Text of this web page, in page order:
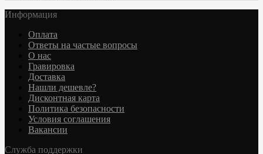
Информация
Оплата
Ответы на частые вопросы
О нас
Гравировка
Доставка
Нашли дешевле?
Дисконтная карта
Политика безопасности
Условия соглашения
Вакансии
Служба поддержки